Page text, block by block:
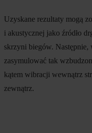
Uzyskane rezultaty mogą
i akustycznej jako źródło
skrzyni biegów.
zasymulować tak
kątem wibracji wewnątrz
zewnątrz.